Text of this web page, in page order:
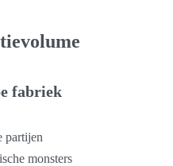
fabriek
partijen
monsters